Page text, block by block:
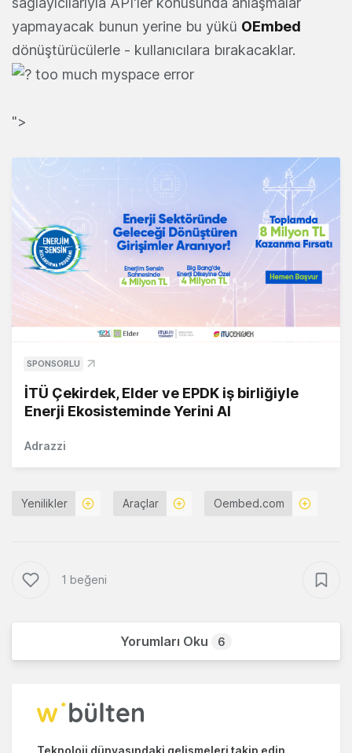
yapmayacak bunun yerine bu yükü OEmbed
dönüştürücülerle - kullanıcılara bırakacaklar.
">
SPONSORLU
İTÜ Çekirdek, Elder ve EPDK iş birliğiyle
Enerji Ekosisteminde Yerini Al
Adrazzi
Yenilikler Araçlar Oembed.com
1 beğeni
Yorumları Oku 6